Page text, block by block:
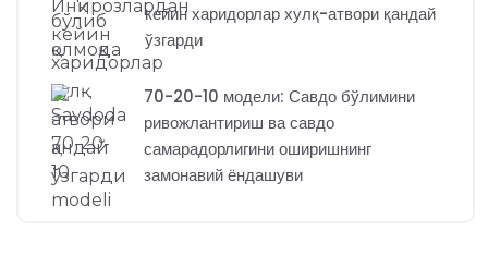
кейин харидорлар хулқ-атвори қандай
ўзгарди
70-20-10 модели: Савдо бўлимини
ривожлантириш ва савдо
самарадорлигини оширишнинг
замонавий ёндашуви